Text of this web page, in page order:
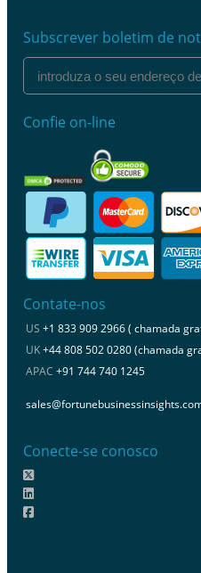
Subscrever boletim de
Confie on-line
Contate-nos
US +1 833 909 2966 ( chamada
UK+44 808 502 0280 (chamada
APAC +91 744 740 1245
Conecte-se conosco